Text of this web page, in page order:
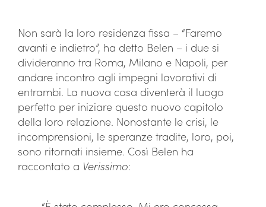
Non sarà la loro residenza fissa – “Faremo
avanti e indietro”, ha detto Belen – i due si
divideranno tra Roma, Milano e Napoli, per
andare incontro agli impegni lavorativi di
entrambi. La nuova casa diventerà il luogo
perfetto per iniziare questo nuovo capitolo
della loro relazione. Nonostante le crisi, le
incomprensioni, le speranze tradite, loro, poi,
sono ritornati insieme. Così Belen ha
raccontato a Verissimo: